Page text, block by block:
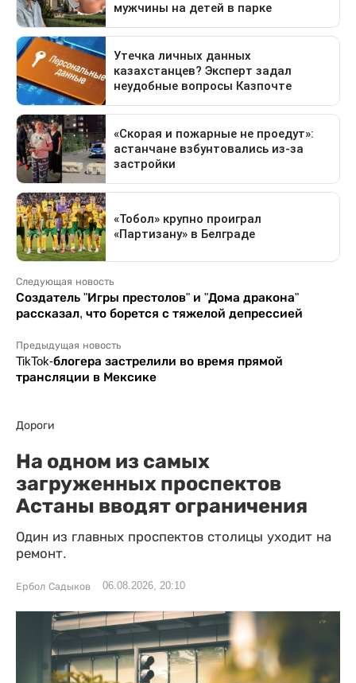
Следующая новость
Создатель "Игры престолов" и "Дома дракона"
рассказал, что борется с тяжелой депрессией
Предыдущая новость
TikTok-блогера застрелили во время прямой
трансляции в Мексике
Дороги
На одном из самых
загруженных проспектов
Астаны вводят ограничения
Один из главных проспектов столицы уходит на
ремонт.
Ербол Садыков 06.08.2026, 20:10